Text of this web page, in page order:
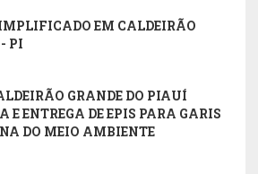
EM CALDEIRÃO
PI
GRANDE DO PIAUÍ
E ENTREGA DE EPIS PARA GARIS
DO MEIO AMBIENTE